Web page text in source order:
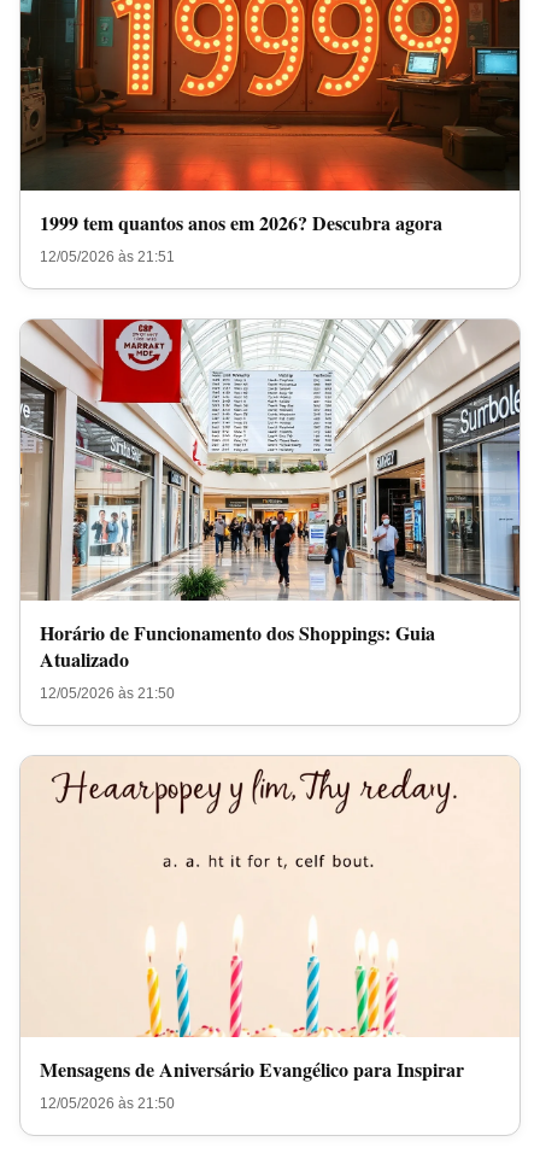
1999 tem quantos anos em 2026? Descubra agora
12/05/2026 às 21:51
Horário de Funcionamento dos Shoppings: Guia
Atualizado
12/05/2026 às 21:50
Mensagens de Aniversário Evangélico para Inspirar
12/05/2026 às 21:50